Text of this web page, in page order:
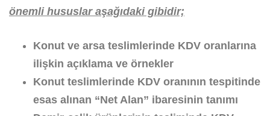
önemli hususlar aşağıdaki gibidir;
Konut ve arsa teslimlerinde KDV oranlarına
ilişkin açıklama ve örnekler
Konut teslimlerinde KDV oranının tespitinde
esas alınan “Net Alan” ibaresinin tanımı